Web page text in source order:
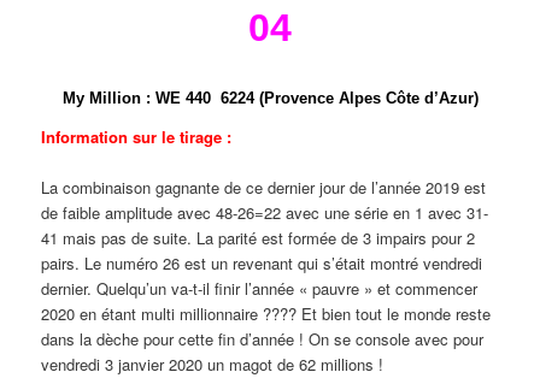
04
My Million: WE 440 6224 (Provence Alpes Côte d’Azur)
Information sur le tirage :
La combinaison gagnante de ce dernier jour de l’année 2019 est
de faible amplitude avec 48-26=22 avec une série en 1 avec 31-
41 mais pas de suite. La parité est formée de 3 impairs pour 2
pairs. Le numéro 26 est un revenant qui s’était montré vendredi
dernier. Quelqu’un va-t-il finir l’année « pauvre » et commencer
2020 en étant multi millionnaire ???? Et bien tout le monde reste
dans la dèche pour cette fin d’année ! On se console avec pour
vendredi 3 janvier 2020 un magot de 62 millions !